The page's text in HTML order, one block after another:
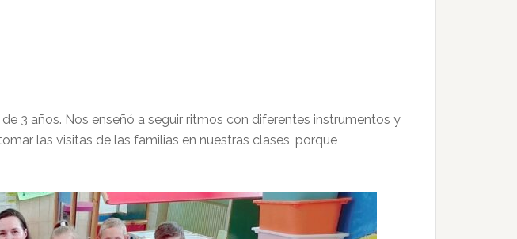
3 años. Nos enseñó a seguir ritmos con diferentes instrumentos y
las visitas de las familias en nuestras clases, porque